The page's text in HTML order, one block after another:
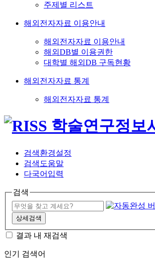
주제별 리스트
해외전자자료 이용안내
해외전자자료 이용안내
해외DB별 이용권한
대학별 해외DB 구독현황
해외전자자료 통계
해외전자자료 통계
검색환경설정
검색도움말
다국어입력
검색
상세검색
결과 내 재검색
인기 검색어